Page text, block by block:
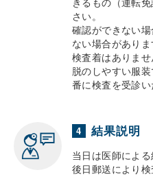
さい。
確認ができない
ない場合がありま
検査着はありま
脱のしやすい服
番に検査を受診い
4 結果説明
当日は医師による
後日郵送により検